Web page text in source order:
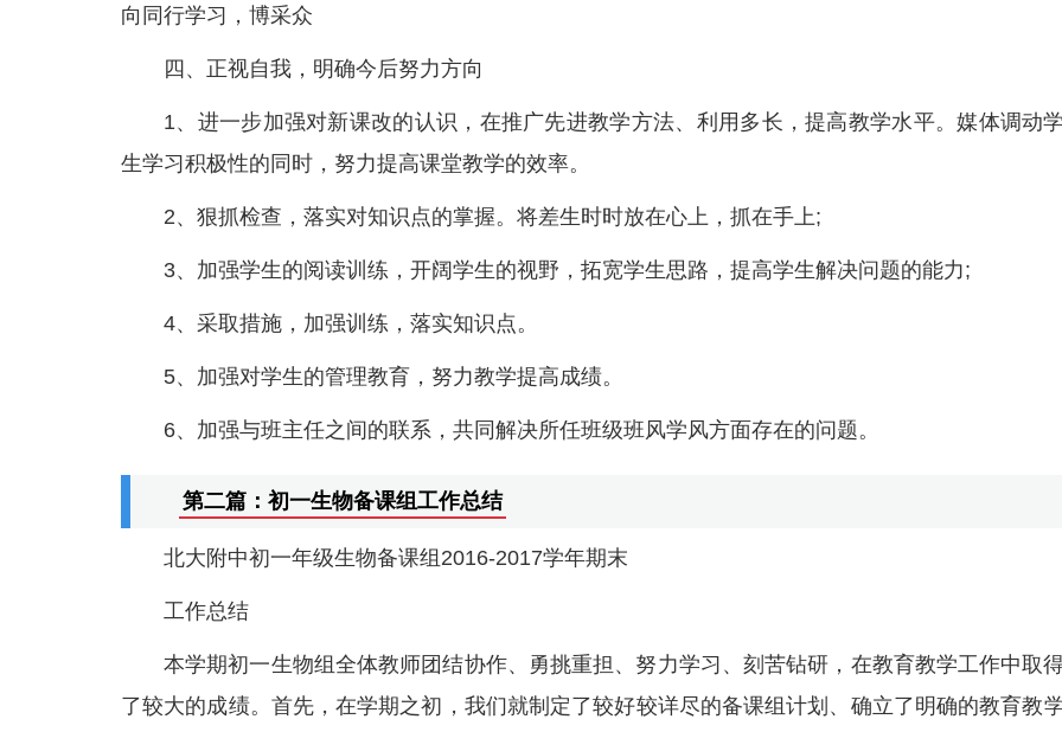
向同行学习，博采众
四、正视自我，明确今后努力方向
1、进一步加强对新课改的认识，在推广先进教学方法、利用多长，提高教学水平。媒体调动学
生学习积极性的同时，努力提高课堂教学的效率。
2、狠抓检查，落实对知识点的掌握。将差生时时放在心上，抓在手上;
3、加强学生的阅读训练，开阔学生的视野，拓宽学生思路，提高学生解决问题的能力;
4、采取措施，加强训练，落实知识点。
5、加强对学生的管理教育，努力教学提高成绩。
6、加强与班主任之间的联系，共同解决所任班级班风学风方面存在的问题。
第二篇：初一生物备课组工作总结
北大附中初一年级生物备课组2016-2017学年期末
工作总结
本学期初一生物组全体教师团结协作、勇挑重担、努力学习、刻苦钻研，在教育教学工作中取
了较大的成绩。首先，在学期之初，我们就制定了较好较详尽的备课组计划、确立了明确的教育教